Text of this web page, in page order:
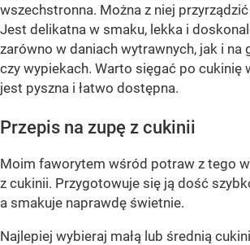
wszechstronna. Można z niej
Jest delikatna w smaku, lekka i
zarówno w daniach wytrawnych, jak i na
czy wypiekach. Warto sięgać po cukinię
jest pyszna i łatwo dostępna.
Przepis na zupę z cukinii
Moim faworytem wśród potraw z tego
z cukinii. Przygotowuje się ją dość
a smakuje naprawdę świetnie.
Najlepiej wybieraj małą lub średnią